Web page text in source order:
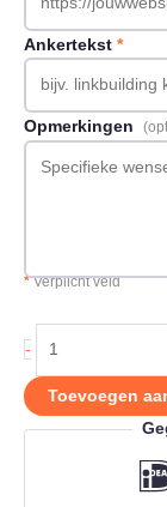
Ankertekst *
Opmerkingen
*Verplicht veld
-
Seoweblog.nl
aantal
Toevoegen